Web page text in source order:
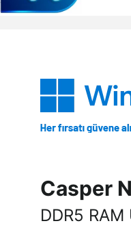
Casper
DDR5